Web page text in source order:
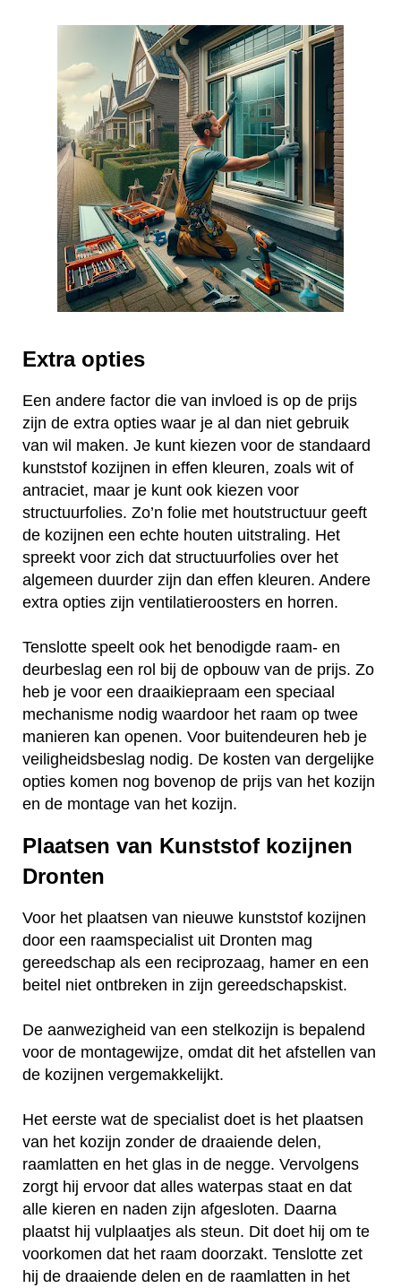
Extra opties
Een andere factor die van invloed is op de prijs
zijn de extra opties waar je al dan niet gebruik
van wil maken. Je kunt kiezen voor de standaard
kunststof kozijnen in effen kleuren, zoals wit of
antraciet, maar je kunt ook kiezen voor
structuurfolies. Zo’n folie met houtstructuur geeft
de kozijnen een echte houten uitstraling. Het
spreekt voor zich dat structuurfolies over het
algemeen duurder zijn dan effen kleuren. Andere
extra opties zijn ventilatieroosters en horren.
Tenslotte speelt ook het benodigde raam- en
deurbeslag een rol bij de opbouw van de prijs. Zo
heb je voor een draaikiepraam een speciaal
mechanisme nodig waardoor het raam op twee
manieren kan openen. Voor buitendeuren heb je
veiligheidsbeslag nodig. De kosten van dergelijke
opties komen nog bovenop de prijs van het kozijn
en de montage van het kozijn.
Plaatsen van Kunststof kozijnen
Dronten
Voor het plaatsen van nieuwe kunststof kozijnen
door een raamspecialist uit Dronten mag
gereedschap als een reciprozaag, hamer en een
beitel niet ontbreken in zijn gereedschapskist.
De aanwezigheid van een stelkozijn is bepalend
voor de montagewijze, omdat dit het afstellen van
de kozijnen vergemakkelijkt.
Het eerste wat de specialist doet is het plaatsen
van het kozijn zonder de draaiende delen,
raamlatten en het glas in de negge. Vervolgens
zorgt hij ervoor dat alles waterpas staat en dat
alle kieren en naden zijn afgesloten. Daarna
plaatst hij vulplaatjes als steun. Dit doet hij om te
voorkomen dat het raam doorzakt. Tenslotte zet
hij de draaiende delen en de raamlatten in het